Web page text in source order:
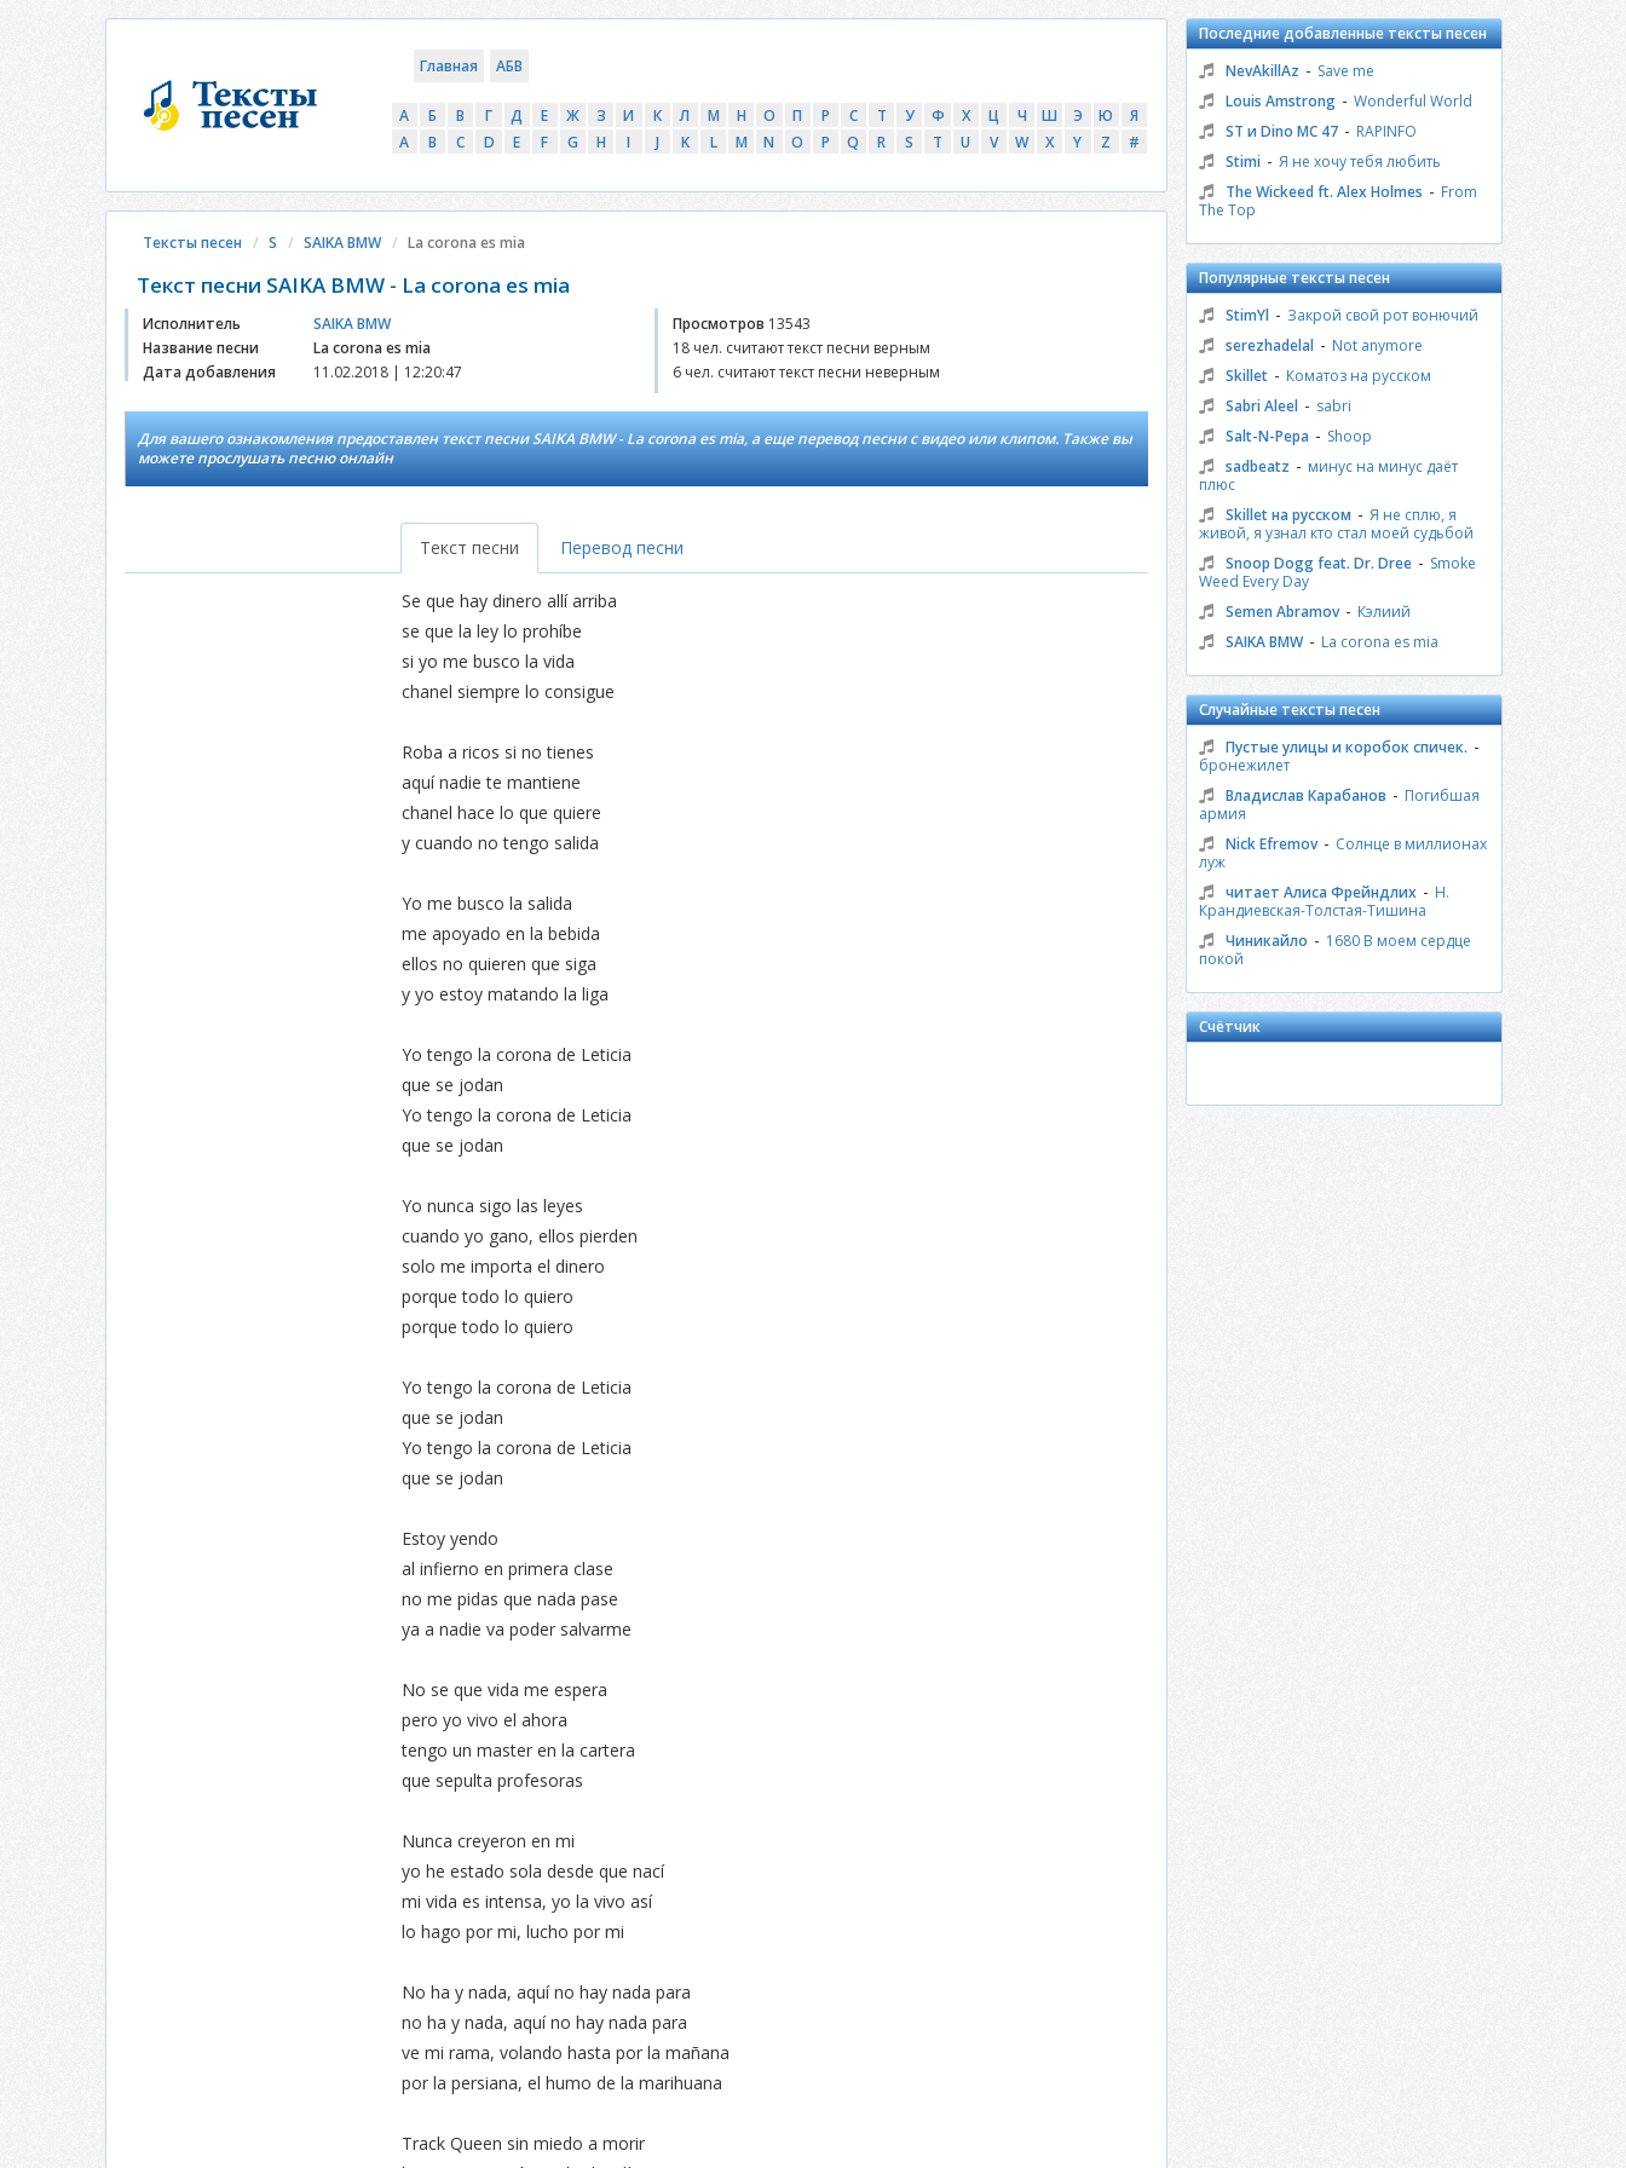
Главная АБВ
А Б В Г Д Е Ж З И К Л М Н О П Р С Т У Ф Х Ц Ч Ш Э Ю
Я
A
B C D E F G H I J K L M N O P Q R S T U V W X Y Z #
Тексты песен S SAIKA BMW La corona es mia
Текст песни SAIKA BMW - La corona es mia
Исполнитель
SAIKA BMW
Название песни
La corona es mia
Дата добавления
11.02.2018 | 12:20:47
Просмотров 13543
18 чел. считают текст песни верным
6 чел. считают текст песни неверным
Для вашего ознакомления предоставлен текст песни SAIKA BMW - La corona es mia, а еще перевод песни с видео или клипом. Также вы
можете прослушать песню онлайн
Текст песни Перевод песни
Se que hay dinero allí arriba
se que la ley lo prohíbe
si yo me busco la vida
chanel siempre lo consigue
Roba a ricos si no tienes
aquí nadie te mantiene
chanel hace lo que quiere
y cuando no tengo salida
Yo me busco la salida
me apoyado en la bebida
ellos no quieren que siga
y yo estoy matando la liga
Yo tengo la corona de Leticia
que se jodan
Yo tengo la corona de Leticia
que se jodan
Yo nunca sigo las leyes
cuando yo gano, ellos pierden
solo me importa el dinero
porque todo lo quiero
porque todo lo quiero
Yo tengo la corona de Leticia
que se jodan
Yo tengo la corona de Leticia
que se jodan
Estoy yendo
al infierno en primera clase
no me pidas que nada pase
ya a nadie va poder salvarme
No se que vida me espera
pero yo vivo el ahora
tengo un master en la cartera
que sepulta profesoras
Nunca creyeron en mi
yo he estado sola desde que nací
mi vida es intensa, yo la vivo así
lo hago por mi, lucho por mi
No ha y nada, aquí no hay nada para
no ha y nada, aquí no hay nada para
ve mi rama, volando hasta por la mañana
por la persiana, el humo de la marihuana
Track Queen sin miedo a morir
Последние добавленные тексты песен
NevAkillAz - Save me
Louis Amstrong - Wonderful World
ST и Dino MC 47 - RAPINFO
Stimi - Я не хочу тебя любить
The Wickeed ft. Alex Holmes - From
The Top
Популярные тексты песен
StimYl - Закрой свой рот вонючий
serezhadelal - Not anymore
Skillet - Коматоз на русском
Sabri Aleel - sabri
Salt-N-Pepa - Shoop
sadbeatz - минус на минус даёт
плюс
Skillet на русском - Я не сплю, я
живой, я узнал кто стал моей судьбой
Snoop Dogg feat. Dr. Dree - Smoke
Weed Every Day
Semen Abramov - Кэлиий
SAIKA BMW - La corona es mia
Случайные тексты песен
Пустые улицы и коробок спичек. -
бронежилет
Владислав Карабанов - Погибшая
армия
Nick Efremov - Солнце в миллионах
луж
читает Алиса Фрейндлих - Н.
Крандиевская-Толстая-Тишина
Чиникайло - 1680 В моем сердце
покой
Счётчик